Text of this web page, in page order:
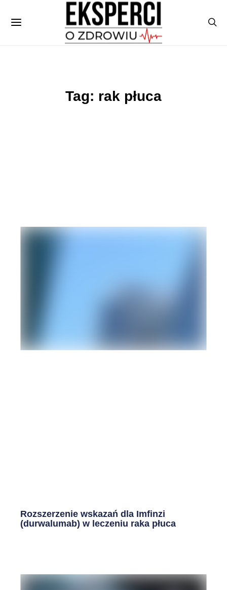
Tag: rak płuca
Rozszerzenie wskazań dla Imfinzi
(durwalumab) w leczeniu raka płuca